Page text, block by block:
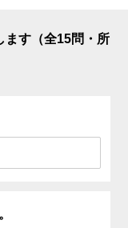
ます（全15問・所